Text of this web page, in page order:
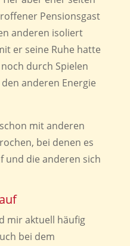
Pensionsgast
anderen isoliert
er seine Ruhe hatte
durch Spielen
anderen Energie
mit anderen
bei denen es
und die anderen sich
mir aktuell häufig
bei dem